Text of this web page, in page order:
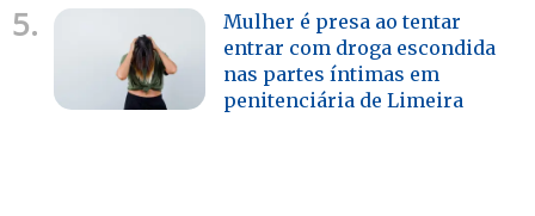
5.
Mulher é presa ao tentar
entrar com droga escondida
nas partes íntimas em
penitenciária de Limeira